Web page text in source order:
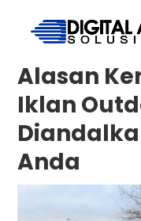
Alasan
Iklan
Anda